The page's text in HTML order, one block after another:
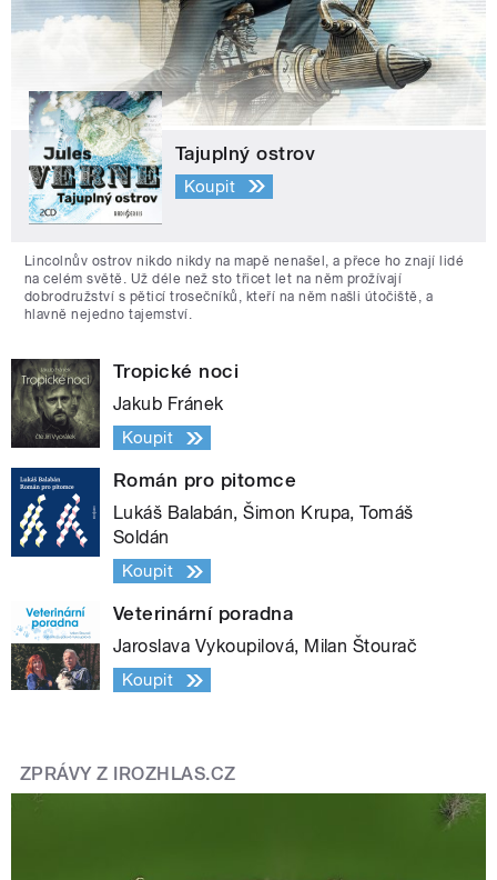
Tajuplný ostrov
Koupit
Lincolnův ostrov nikdo nikdy na mapě nenašel, a přece ho znají lidé
na celém světě. Už déle než sto třicet let na něm prožívají
dobrodružství s pěticí trosečníků, kteří na něm našli útočiště, a
hlavně nejedno tajemství.
Tropické noci
Jakub Fránek
Koupit
Román pro pitomce
Lukáš Balabán, Šimon Krupa, Tomáš
Soldán
Koupit
Veterinární poradna
Jaroslava Vykoupilová, Milan Štourač
Koupit
ZPRÁVY Z IROZHLAS.CZ